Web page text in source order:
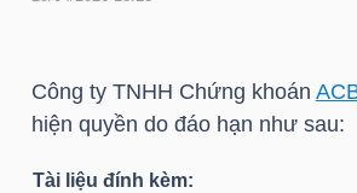
Công ty TNHH Chứng khoán
hiện quyền do đáo hạn như sau:
Tài liệu đính kèm: